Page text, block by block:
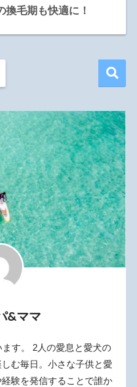
換毛期も快適に！
&ママ
す。 2人の愛息と愛犬の
む毎日。小さな子供と愛
験を発信することで誰か